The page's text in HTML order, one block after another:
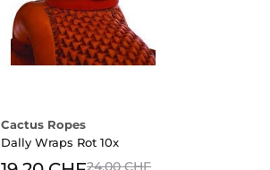
Cactus Ropes
Dally Wraps Rot 10x
24.00 CHF